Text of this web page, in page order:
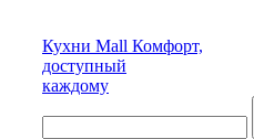
Кухни Mall Комфорт,
доступный
каждому